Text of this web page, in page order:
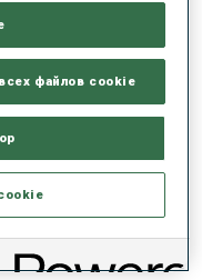
48:32.9
+42.4
файлов cookie